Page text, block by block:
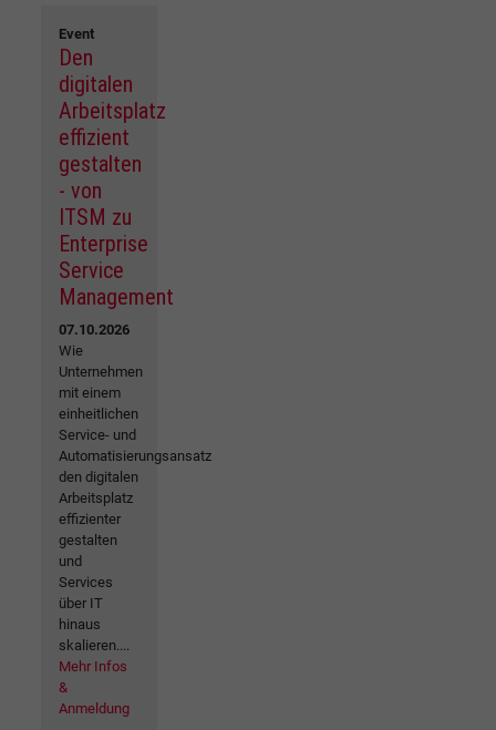
Event
Den
digitalen
Arbeitsplatz
effizient
gestalten
- von
ITSM zu
Enterprise
Service
Management
07.10.2026
Wie
Unternehmen
mit einem
einheitlichen
Service- und
Automatisierungsansatz
den digitalen
Arbeitsplatz
effizienter
gestalten
und
Services
über IT
hinaus
skalieren....
Mehr Infos
&
Anmeldung